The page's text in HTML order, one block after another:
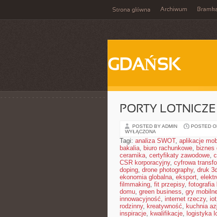
Strona główna Archiwum
GDAŃSK
PORTY LOTNICZE
POSTED BY ADMIN POSTED
WYŁĄCZONA
Tagi: analiza SWOT, aplikacje
bakalia, biuro rachunkowe, biznes
ceramika, certyfikaty zawodowe,
CSR korporacyjny, cyfrowa
doping, drone photography, druk 3d
ekonomia globalna, eksport,
filmmaking, fit przepisy, fotografia
domu, green business, gry
innowacyjność, internet rzeczy, iot
rodzinny, kreatywność, kuchnia
inspiracje, kwalifikacje, logistyka